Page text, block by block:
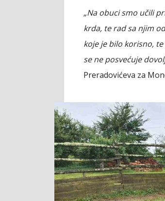
„Na obuci smo učili
krda, te rad sa njim
koje je bilo korisno,
se ne posvećuje
Preradovićeva za